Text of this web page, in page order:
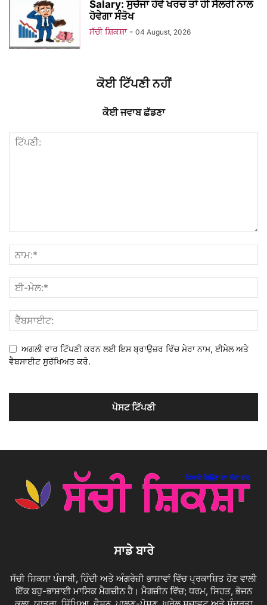
Salary: ਸੁਚੱਜਾ ਹੋਵੇ ਖਰਚ ਤਾਂ ਹੀ ਸੈਲਰੀ ਨਾਲ
ਹੋਵੇਗਾ ਸੰਤੋਖ
ਸੱਚੀ ਸ਼ਿਕਸ਼ਾ - 04 August, 2026
ਕੋਈ ਟਿੱਪਣੀ ਨਹੀਂ
ਕੋਈ ਜਵਾਬ ਛੱਡਣਾ
ਅਗਲੀ ਵਾਰ ਟਿੱਪਣੀ ਕਰਨ ਲਈ ਇਸ ਬ੍ਰਾਉਜ਼ਰ ਵਿੱਚ ਮੇਰਾ ਨਾਮ, ਈਮੇਲ ਅਤੇ
ਵੈਬਸਾਈਟ ਸੁਰੱਖਿਅਤ ਕਰੋ.
ਸਾਡੇ ਬਾਰੇ
ਸੱਚੀ ਸ਼ਿਕਸ਼ਾ ਪੰਜਾਬੀ, ਹਿੰਦੀ ਅਤੇ ਅੰਗਰੇਜ਼ੀ ਭਾਸ਼ਾਵਾਂ ਵਿੱਚ ਪ੍ਰਕਾਸ਼ਿਤ ਹੋਣ ਵਾਲੀ
ਇੱਕ ਬਹੁ-ਭਾਸ਼ਾਈ ਮਾਸਿਕ ਮੈਗਜ਼ੀਨ ਹੈ। ਮੈਗਜ਼ੀਨ ਵਿੱਚ; ਧਰਮ, ਸਿਹਤ, ਭੋਜਨ